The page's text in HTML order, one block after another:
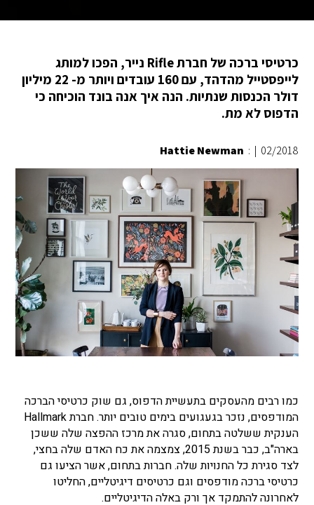
כרטיסי ברכה של חברת Rifle נייר, הפכו למותג
לייפסטייל מהדהד, עם 160 עובדים ויותר מ- 22 מיליון
דולר הכנסות שנתיות. הנה איך אנה בונד הוכיחה כי
הדפוס לא מת.
02/2018
|
:
Hattie Newman
כמו רבים מהעסקים בתעשיית הדפוס, גם שוק כרטיסי הברכה
המודפסים, נזכר בגעגועים בימים טובים יותר. חברת Hallmark
הענקית ששלטה בתחום, סגרה את מרכז ההפצה שלה ששכן
בארה"ב, כבר בשנת 2015, צמצמה את כח האדם שלה בחצי,
לצד סגירת כל החנויות שלה. חברות בתחום, אשר הציעו גם
כרטיסי ברכה מודפסים וגם כרטיסים דיגיטליים, החליטו
לאחרונה להתמקד אך ורק באלה הדיגיטליים.